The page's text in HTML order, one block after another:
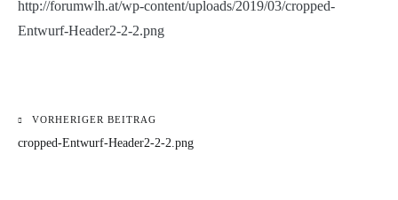
http://forumwlh.at/wp-content/uploads/2019/03/cropped-
Entwurf-Header2-2-2.png
Beitragsnavigation
VORHERIGER BEITRAG
cropped-Entwurf-Header2-2-2.png